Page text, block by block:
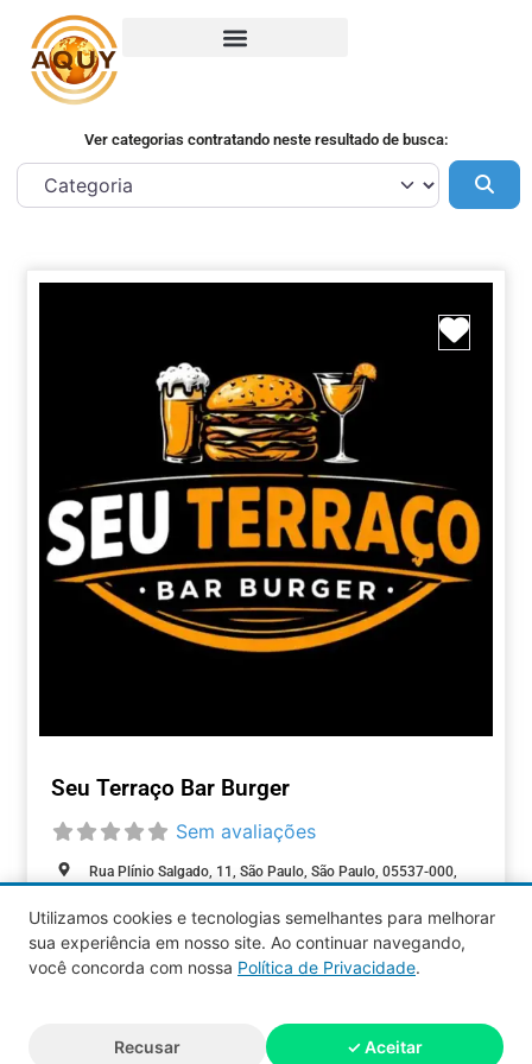
Ver categorias contratando neste resultado de busca:
Seu Terraço Bar Burger
Sem avaliações
Rua Plínio Salgado, 11, São Paulo, São Paulo, 05537-000,
ALIMENTAÇÃO Fechado agora:
reservados.
Utilizamos cookies e tecnologias semelhantes para melhorar
sua experiência em nosso site. Ao continuar navegando,
você concorda com nossa Política de Privacidade.
Recusar ✓ Aceitar